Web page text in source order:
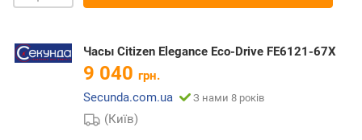
Часы Citizen Elegance Eco-Drive FE6121-67X
9 040 грн.
Secunda.com.ua
З нами 8 років
(Київ)